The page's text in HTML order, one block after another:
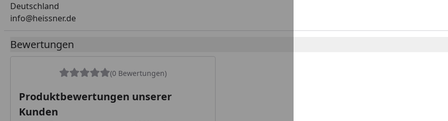
Deutschland
info@heissner.de
Bewertungen
(0 Bewertungen)
Produktbewertungen unserer
Kunden